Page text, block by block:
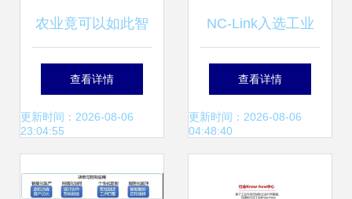
农业竟可以如此智
能!未来我国农业发
展的8大趋势!
查看详情
更新时间：2026-08-06
23:04:55
NC-Link入选工业
互联网优秀案例 引
领数控装备数据互
查看详情
更新时间：2026-08-06
04:48:40